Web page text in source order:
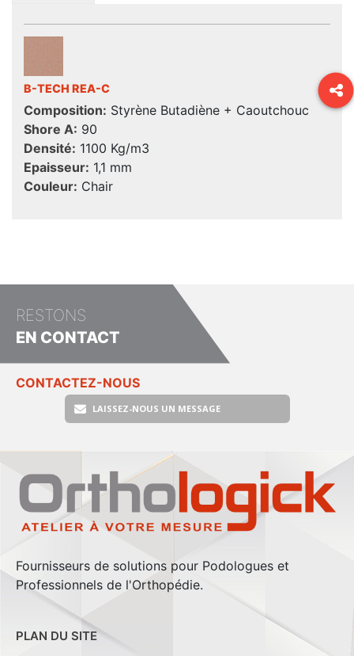
B-TECH REA-C
Composition: Styrène Butadiène + Caoutchouc
Shore A: 90
Densité: 1100 Kg/m3
Epaisseur: 1,1 mm
Couleur: Chair
RESTONS
EN CONTACT
CONTACTEZ-NOUS
LAISSEZ-NOUS UN MESSAGE
Fournisseurs de solutions pour Podologues et
Professionnels de l'Orthopédie.
PLAN DU SITE